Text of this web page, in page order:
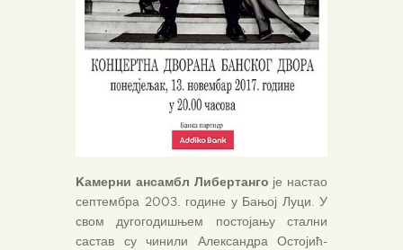
Kамерни ансамбл Либертанго је настао
септембра 2003. године у Бањој Луци. У
свом дугогодишњем постојању стални
састав су чинили Александра Остојић-